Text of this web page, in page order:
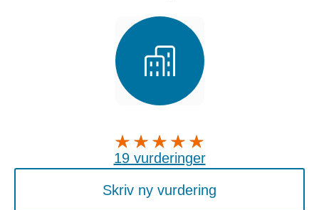
19 vurderinger
Skriv ny vurdering